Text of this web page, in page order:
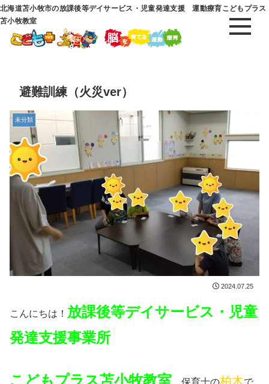
北海道苫小牧市の放課後等デイサービス・児童発達支援 運動療育こどもプラス
苫小牧教室
避難訓練（火災ver）
未分類
2024.07.25
こんにちは！ 放課後等デイサービス・児童
発達支援事業所
こどもプラス苫小牧教室 柏木